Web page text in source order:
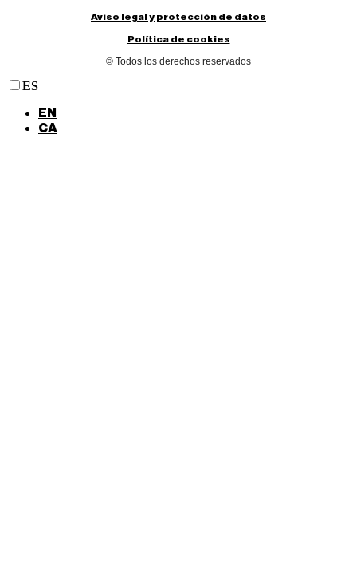
Aviso legal y protección de datos
Política de cookies
© Todos los derechos reservados
ES
EN
CA